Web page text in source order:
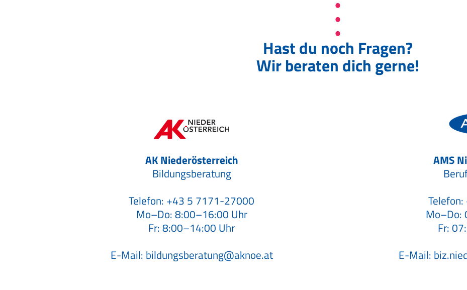
Hast du noch Fragen?
Wir beraten dich gerne!
AK Niederösterreich
Bildungsberatung
Telefon: +43 5 7171-27000
Mo–Do: 8:00–16:00 Uhr
Fr: 8:00–14:00 Uhr
E-Mail: bildungsberatung@aknoe.at
AMS
Telefon:
Mo–Do:
Fr:
E-Mail: